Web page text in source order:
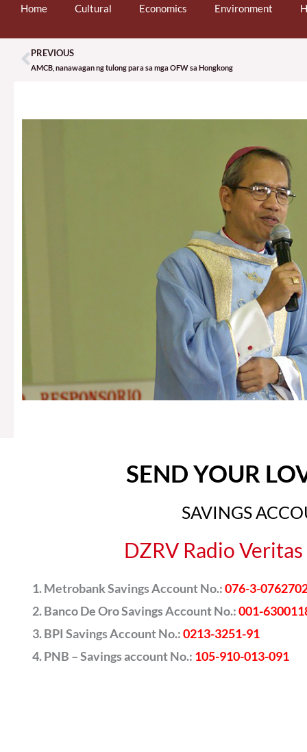
Home Cultural Economics Environment
Prev
PREVIOUS
AMCB, nanawagan ng tulong para sa mga OFW sa Hongkong
SEND YOUR
SAVINGS
DZRV Radio
Metrobank Savings Account No.:076-3-
Banco De Oro Savings Account No.:001-
BPI Savings Account No.:0213-3251-91
PNB – Savings account No.: 105-910-013-091